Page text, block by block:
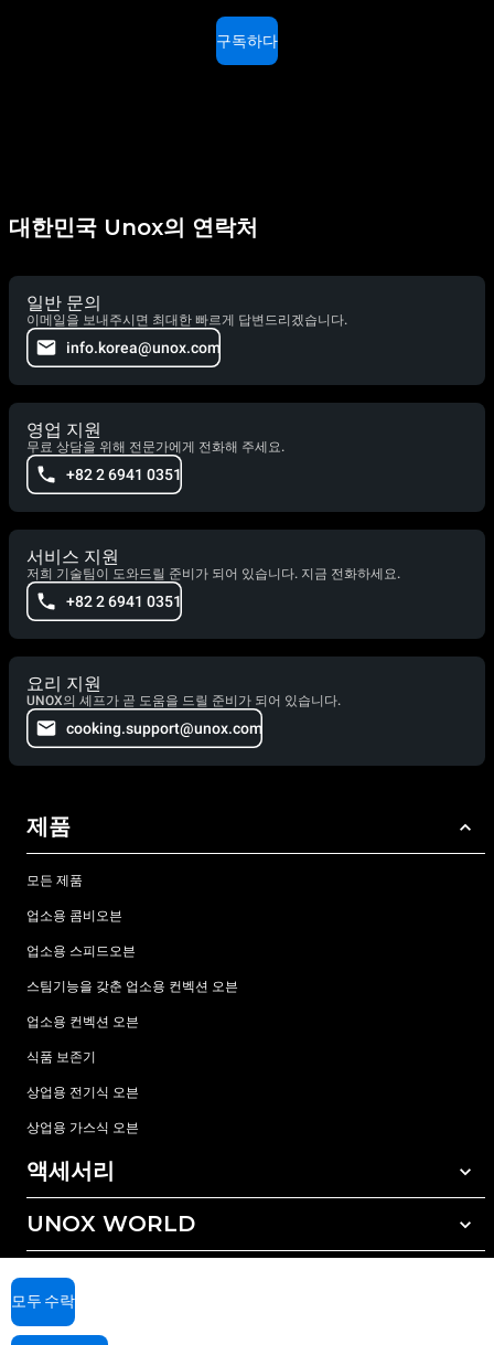
구독하다
대한민국 Unox의 연락처
일반 문의
이메일을 보내주시면 최대한 빠르게 답변드리겠습니다.
info.korea@unox.com
영업 지원
무료 상담을 위해 전문가에게 전화해 주세요.
+82 2 6941 0351
서비스 지원
저희 기술팀이 도와드릴 준비가 되어 있습니다. 지금 전화하세요.
+82 2 6941 0351
요리 지원
UNOX의 셰프가 곧 도움을 드릴 준비가 되어 있습니다.
cooking.support@unox.com
제품
모든 제품
업소용 콤비오븐
업소용 스피드오븐
스팀기능을 갖춘 업소용 컨벡션 오븐
업소용 컨벡션 오븐
식품 보존기
상업용 전기식 오븐
상업용 가스식 오븐
액세서리
모든 액세서리
자동세척 세정제
수동세척 세정제
수질 관리를 위한 레진(수지) 필터
UNOX WORLD
전세계 지사
서비스
우녹스 보증
모두 수락